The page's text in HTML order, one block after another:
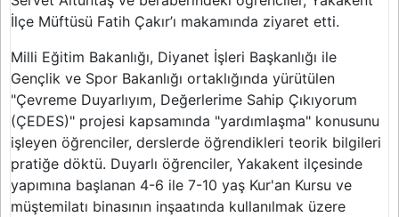
İlçe Müftüsü Fatih Çakır’ı makamında ziyaret etti.
Milli Eğitim Bakanlığı, Diyanet İşleri Başkanlığı ile
Gençlik ve Spor Bakanlığı ortaklığında yürütülen
"Çevreme Duyarlıyım, Değerlerime Sahip Çıkıyorum
(ÇEDES)" projesi kapsamında "yardımlaşma" konusunu
işleyen öğrenciler, derslerde öğrendikleri teorik bilgileri
pratiğe döktü. Duyarlı öğrenciler, Yakakent ilçesinde
yapımına başlanan 4-6 ile 7-10 yaş Kur'an Kursu ve
müştemilatı binasının inşaatında kullanılmak üzere